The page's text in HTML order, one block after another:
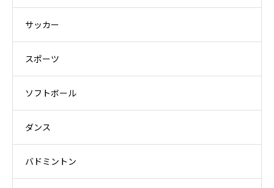
サッカー
スポーツ
ソフトボール
ダンス
バドミントン